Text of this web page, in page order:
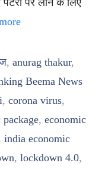
, anurag thakur,
Beema News
, corona virus,
, economic
india economic
, lockdown 4.0,